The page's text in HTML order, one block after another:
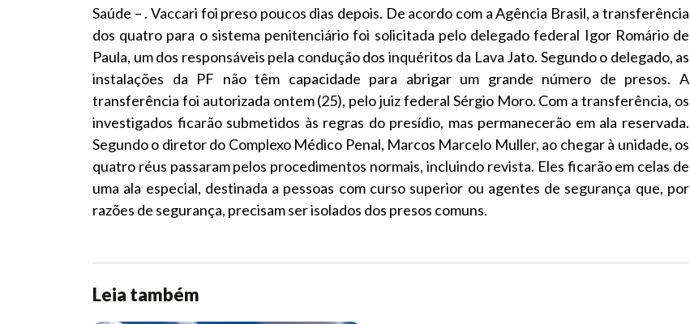
Saúde – . Vaccari foi preso poucos dias depois. De acordo com a Agência Brasil, a transferência
dos quatro para o sistema penitenciário foi solicitada pelo delegado federal Igor Romário de
Paula, um dos responsáveis pela condução dos inquéritos da Lava Jato. Segundo o delegado, as
instalações da PF não têm capacidade para abrigar um grande número de presos. A
transferência foi autorizada ontem (25), pelo juiz federal Sérgio Moro. Com a transferência, os
investigados ficarão submetidos às regras do presídio, mas permanecerão em ala reservada.
Segundo o diretor do Complexo Médico Penal, Marcos Marcelo Muller, ao chegar à unidade, os
quatro réus passaram pelos procedimentos normais, incluindo revista. Eles ficarão em celas de
uma ala especial, destinada a pessoas com curso superior ou agentes de segurança que, por
razões de segurança, precisam ser isolados dos presos comuns.
Leia também